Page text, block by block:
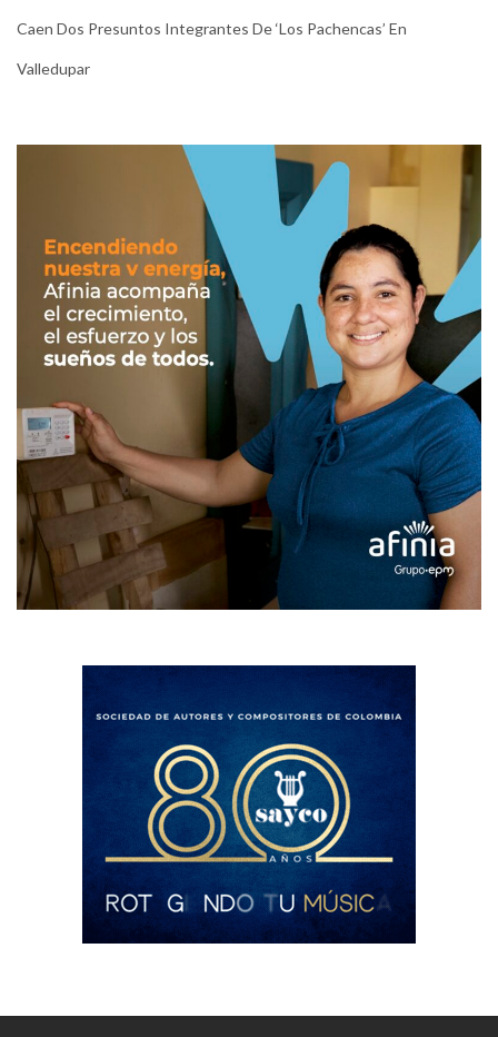
Caen Dos Presuntos Integrantes De ‘Los Pachencas’ En
Valledupar